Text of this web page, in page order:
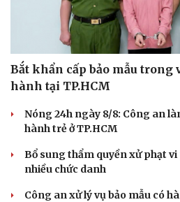
Bắt khẩn cấp bảo mẫu trong
hành tại TP.HCM
Nóng 24h ngày 8/8: Công an
hành trẻ ở TP.HCM
Bổ sung thẩm quyền xử phạt
nhiều chức danh
Công an xử lý vụ bảo mẫu có